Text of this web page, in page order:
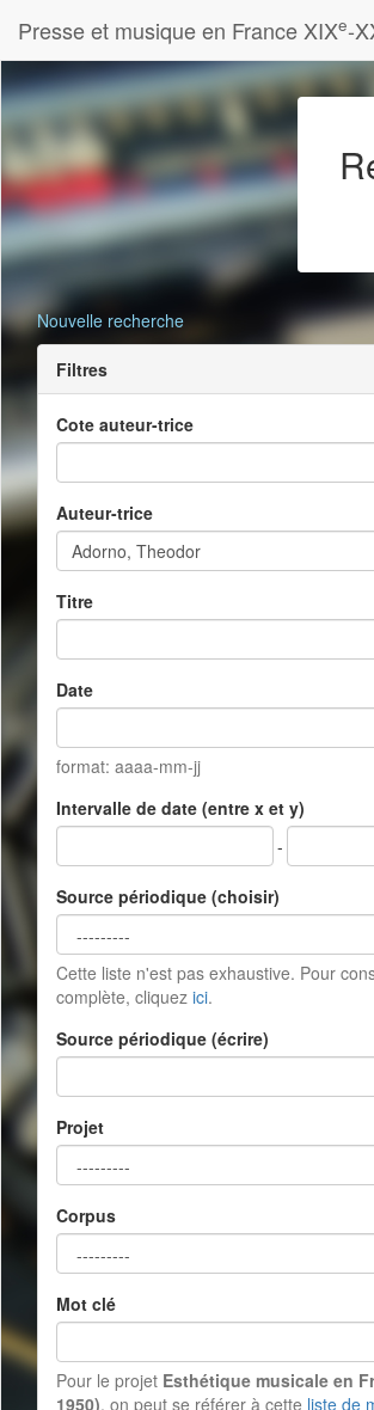
Presse et musique en France XIXe-
Nouvelle recherche
Filtres
Cote auteur-trice
Auteur-trice
Titre
Date
format: aaaa-mm-jj
Intervalle de date (entre x et y)
-
Source périodique (choisir)
Cette liste n'est pas exhaustive. Pour
complète, cliquez ici.
Source périodique (écrire)
Projet
Corpus
Mot clé
Pour le projet Esthétique musicale en
1950), on peut se référer à cette liste de